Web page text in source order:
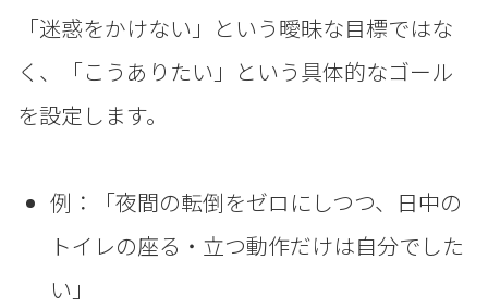
「迷惑をかけない」という曖昧な目標ではな
く、「こうありたい」という具体的なゴール
を設定します。
例：「夜間の転倒をゼロにしつつ、日中の
トイレの座る・立つ動作だけは自分でした
い」